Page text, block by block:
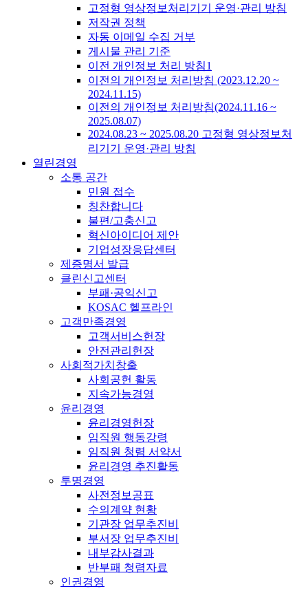
고정형 영상정보처리기기 운영·관리 방침
저작권 정책
자동 이메일 수집 거부
게시물 관리 기준
이전 개인정보 처리 방침1
이전의 개인정보 처리방침 (2023.12.20 ~
2024.11.15)
이전의 개인정보 처리방침(2024.11.16 ~
2025.08.07)
2024.08.23 ~ 2025.08.20 고정형 영상정보처
리기기 운영·관리 방침
열린경영
소통 공간
민원 접수
칭찬합니다
불편/고충신고
혁신아이디어 제안
기업성장응답센터
제증명서 발급
클린신고센터
부패·공익신고
KOSAC 헬프라인
고객만족경영
고객서비스헌장
안전관리헌장
사회적가치창출
사회공헌 활동
지속가능경영
윤리경영
윤리경영헌장
임직원 행동강령
임직원 청렴 서약서
윤리경영 추진활동
투명경영
사전정보공표
수의계약 현황
기관장 업무추진비
부서장 업무추진비
내부감사결과
반부패 청렴자료
인권경영